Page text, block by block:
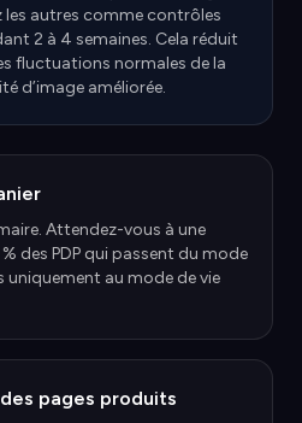
les autres comme contrôles
2 à 4 semaines. Cela réduit
fluctuations normales de la
d’image améliorée.
Attendez-vous à une
des PDP qui passent du mode
uniquement au mode de vie
pages produits